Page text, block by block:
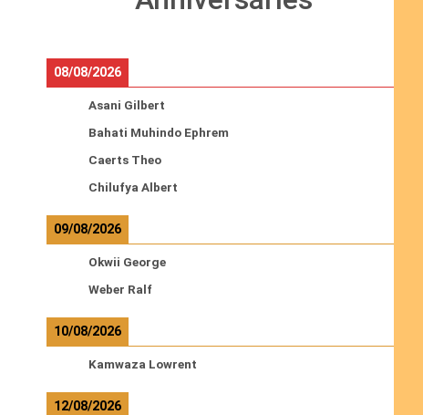
08/08/2026
Asani Gilbert
Bahati Muhindo Ephrem
Caerts Theo
Chilufya Albert
09/08/2026
Okwii George
Weber Ralf
10/08/2026
Kamwaza Lowrent
12/08/2026